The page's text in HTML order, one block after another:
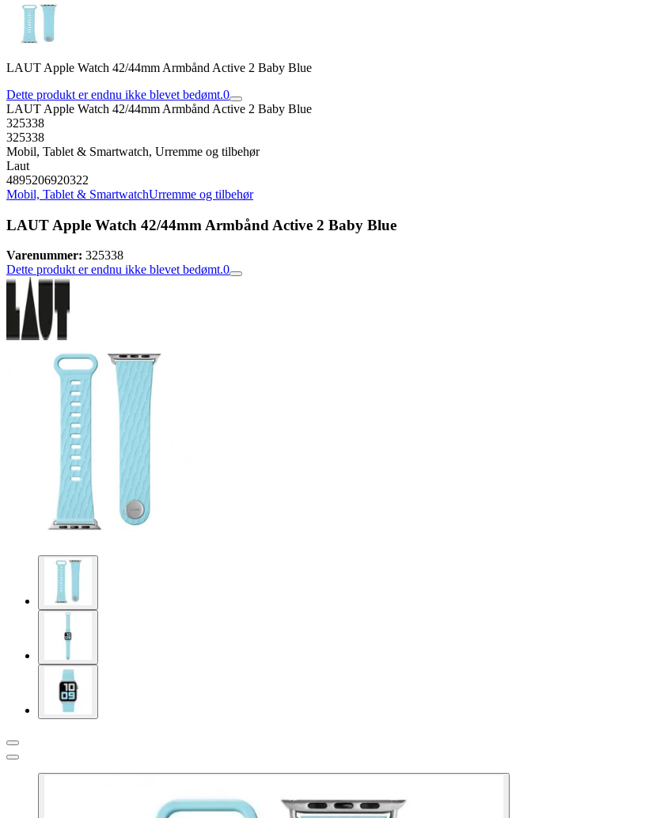
LAUT Apple Watch 42/44mm Armbånd Active 2 Baby Blue
Dette produkt er endnu ikke blevet bedømt.0
LAUT Apple Watch 42/44mm Armbånd Active 2 Baby Blue
325338
325338
Mobil, Tablet & Smartwatch, Urremme og tilbehør
Laut
4895206920322
Mobil, Tablet & SmartwatchUrremme og tilbehør
LAUT Apple Watch 42/44mm Armbånd Active 2 Baby Blue
Varenummer: 325338
Dette produkt er endnu ikke blevet bedømt.0